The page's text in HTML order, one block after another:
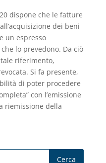
dispone che le fatture
dei beni
un espresso
lo prevedono. Da ciò
riferimento,
Si fa presente,
di poter procedere
con l’emissione
riemissione della